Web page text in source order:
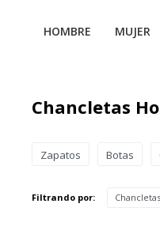
HOMBRE MUJER
Chancletas
Zapatos Botas
Filtrando por: Chancletas